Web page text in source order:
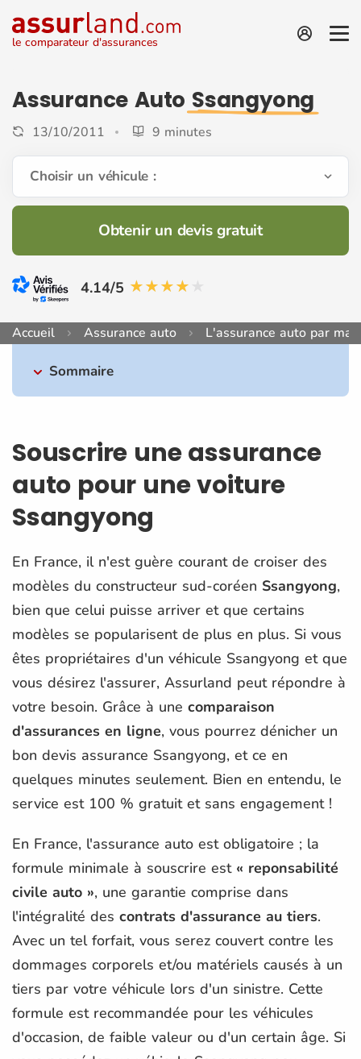
le comparateur d'assurances
Assurance Auto Ssangyong
13/10/2011 9 minutes
Choisir un véhicule :
Obtenir un devis gratuit
4.14/5
Accueil Assurance auto L'assurance auto par
Sommaire
Souscrire une assurance
auto pour une voiture
Ssangyong
En France, il n'est guère courant de croiser des
modèles du constructeur sud-coréen Ssangyong,
bien que celui puisse arriver et que certains
modèles se popularisent de plus en plus. Si vous
êtes propriétaires d'un véhicule Ssangyong et que
vous désirez l'assurer, Assurland peut répondre à
votre besoin. Grâce à une comparaison
d'assurances en ligne, vous pourrez dénicher un
bon devis assurance Ssangyong, et ce en
quelques minutes seulement. Bien en entendu, le
service est 100 % gratuit et sans engagement !
En France, l'assurance auto est obligatoire ; la
formule minimale à souscrire est« reponsabilité
civile auto », une garantie comprise dans
l'intégralité des contrats d'assurance au tiers.
Avec un tel forfait, vous serez couvert contre les
dommages corporels et/ou matériels causés à un
tiers par votre véhicule lors d'un sinistre. Cette
formule est recommandée pour les véhicules
d'occasion, de faible valeur ou d'un certain âge. Si